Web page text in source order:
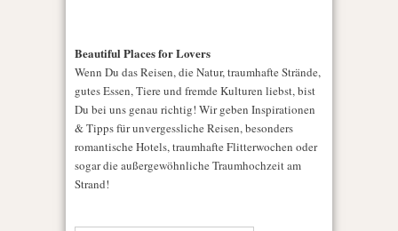
Beautiful Places for Lovers
Wenn Du das Reisen, die Natur, traumhafte Strände,
gutes Essen, Tiere und fremde Kulturen liebst, bist
Du bei uns genau richtig! Wir geben Inspirationen
& Tipps für unvergessliche Reisen, besonders
romantische Hotels, traumhafte Flitterwochen oder
sogar die außergewöhnliche Traumhochzeit am
Strand!